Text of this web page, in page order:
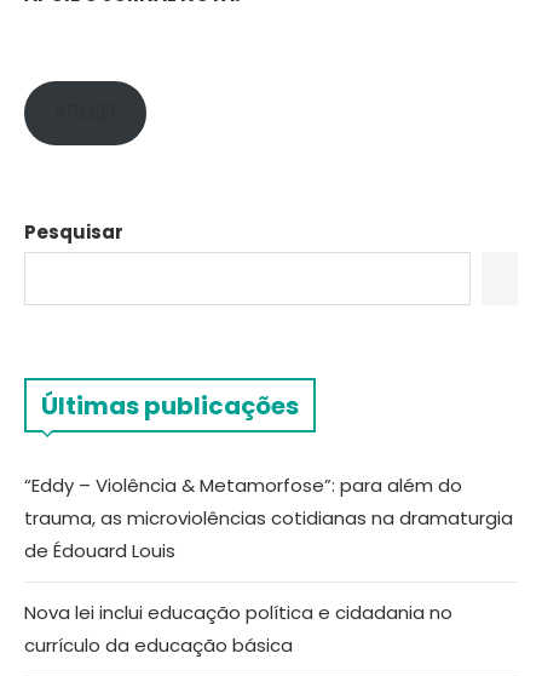
Pesquisar
Últimas publicações
“Eddy – Violência & Metamorfose”: para além do
trauma, as microviolências cotidianas na dramaturgia
de Édouard Louis
Nova lei inclui educação política e cidadania no
currículo da educação básica